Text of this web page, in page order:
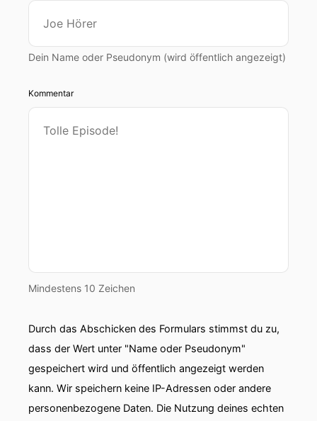
Dein Name oder Pseudonym (wird öffentlich angezeigt)
Kommentar
Mindestens 10 Zeichen
Durch das Abschicken des Formulars stimmst du zu,
dass der Wert unter "Name oder Pseudonym"
gespeichert wird und öffentlich angezeigt werden
kann. Wir speichern keine IP-Adressen oder andere
personenbezogene Daten. Die Nutzung deines echten